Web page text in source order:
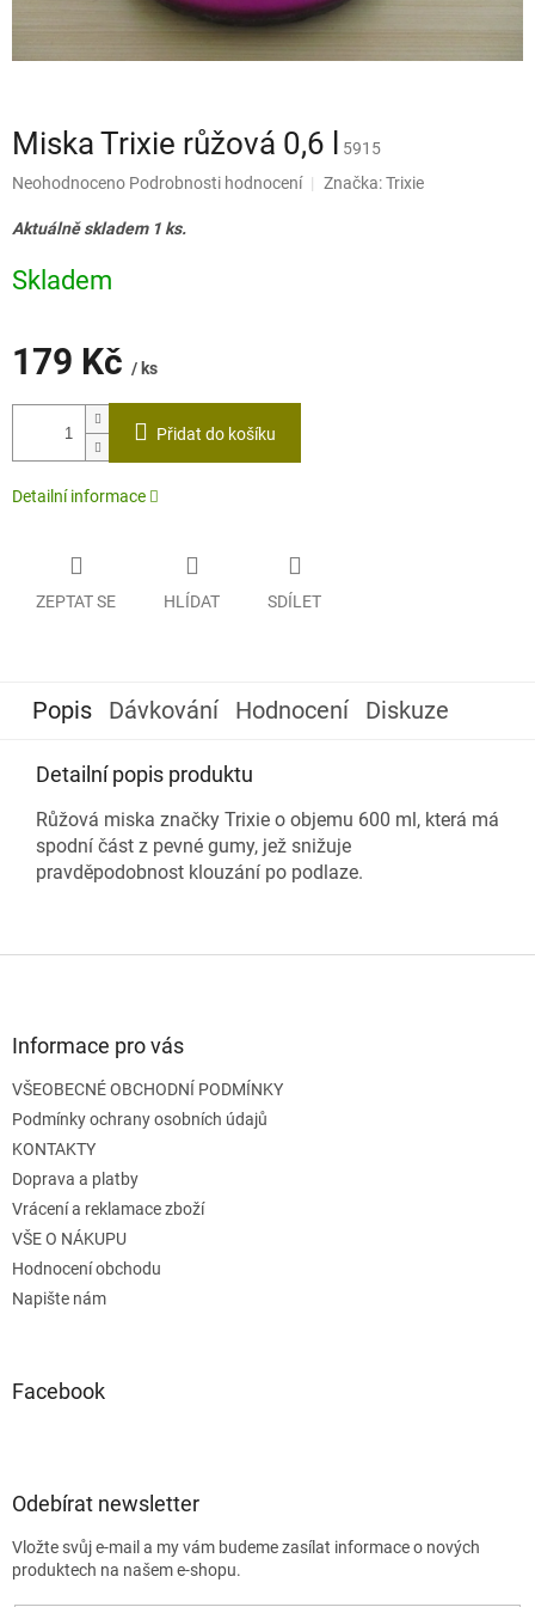
Miska Trixie růžová 0,6 l
5915
Průměrné
produktu
0,0
z
Neohodnoceno Podrobnosti hodnocení Značka:Trixie
Aktuálně skladem 1 ks.
Skladem
179 Kč / ks
Měrná
Přidat do košíku
Detailní informace
ZEPTAT SE HLÍDAT SDÍLET
Popis Dávkování Hodnocení Diskuze
Detailní popis produktu
Růžová miska značky Trixie o objemu 600 ml, která má
spodní část z pevné gumy, jež snižuje
pravděpodobnost klouzání po podlaze.
Informace pro vás
VŠEOBECNÉ OBCHODNÍ PODMÍNKY
Podmínky ochrany osobních údajů
KONTAKTY
Doprava a platby
Vrácení a reklamace zboží
VŠE O NÁKUPU
Hodnocení obchodu
Napište nám
Facebook
Odebírat newsletter
Vložte svůj e-mail a my vám budeme zasílat informace o nových
produktech na našem e-shopu.